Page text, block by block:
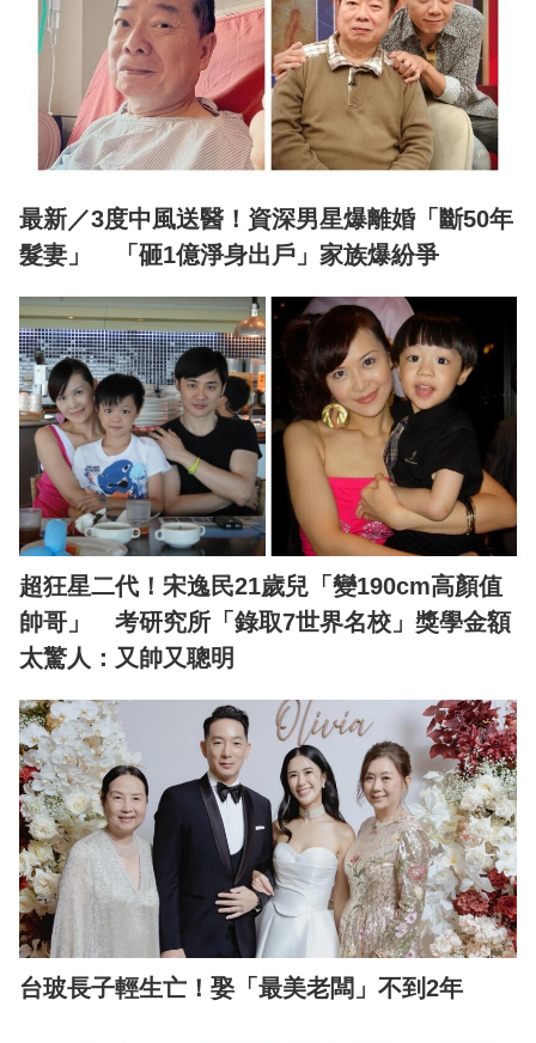
最新／3度中風送醫！資深男星爆離婚「斷50年
髮妻」 「砸1億淨身出戶」家族爆紛爭
超狂星二代！宋逸民21歲兒「變190cm高顏值
帥哥」 考研究所「錄取7世界名校」獎學金額
太驚人：又帥又聰明
台玻長子輕生亡！娶「最美老闆」不到2年